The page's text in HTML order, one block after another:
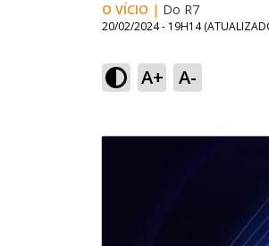
O VÍCIO | Do R7
20/02/2024 - 19H14
A+ A-